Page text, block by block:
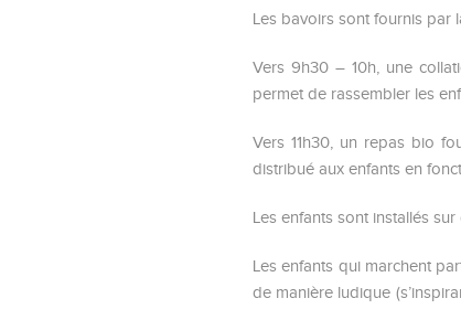
Les bavoirs sont fournis par
Vers 9h30 – 10h, une
permet de rassembler les
Vers 11h30, un repas bio
distribué aux enfants en
Les enfants sont installés
Les enfants qui marchent
de manière ludique